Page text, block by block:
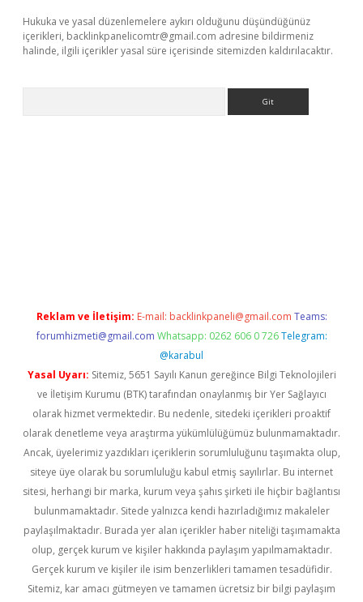
Hukuka ve yasal düzenlemelere aykırı olduğunu düşündüğünüz
içerikleri, backlinkpanelicomtr@gmail.com adresine bildirmeniz
halinde, ilgili içerikler yasal süre içerisinde sitemizden kaldırılacaktır.
Reklam ve İletişim: E-mail: backlinkpaneli@gmail.com Teams:
forumhizmeti@gmail.com Whatsapp: 0262 606 0 726 Telegram:
@karabul
Yasal Uyarı: Sitemiz, 5651 Sayılı Kanun gereğince Bilgi Teknolojileri
ve İletişim Kurumu (BTK) tarafından onaylanmış bir Yer Sağlayıcı
olarak hizmet vermektedir. Bu nedenle, sitedeki içerikleri proaktif
olarak denetleme veya araştırma yükümlülüğümüz bulunmamaktadır.
Ancak, üyelerimiz yazdıkları içeriklerin sorumluluğunu taşımakta olup,
siteye üye olarak bu sorumluluğu kabul etmiş sayılırlar. Bu internet
sitesi, herhangi bir marka, kurum veya şahıs şirketi ile hiçbir bağlantısı
bulunmamaktadır. Sitede yalnızca kendi hazırladığımız makaleler
paylaşılmaktadır. Burada yer alan içerikler haber niteliği taşımamakta
olup, gerçek kurum ve kişiler hakkında paylaşım yapılmamaktadır.
Gerçek kurum ve kişiler ile isim benzerlikleri tamamen tesadüfidir.
Sitemiz, kar amacı gütmeyen ve tamamen ücretsiz bir bilgi paylaşım